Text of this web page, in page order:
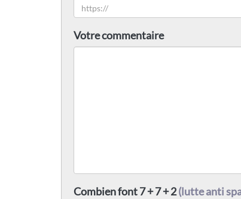
Votre commentaire
Combien font 7 + 7 + 2(lutte anti